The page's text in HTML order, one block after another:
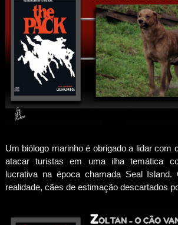
Um biólogo marinho é obrigado a lidar com
atacar turistas em uma ilha temática
lucrativa na época chamada Seal
realidade, cães de estimação descartados